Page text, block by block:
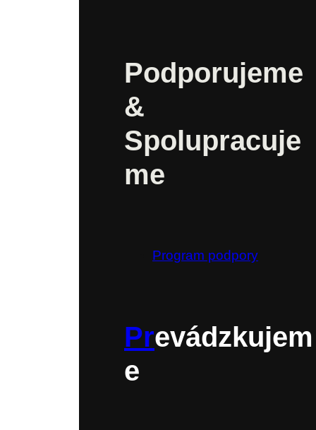
Podporujeme
&
Spolupracuje
me
Program podpory
Prevádzkujem
e